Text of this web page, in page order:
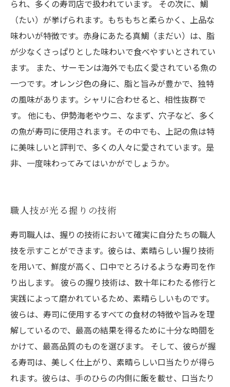
られ、多くの寿司店で扱われています。 その次に、鯛
（たい）が挙げられます。もちもちと柔らかく、上品な
味わいが特徴です。赤身にあたる真鯛（まだい）は、脂
が少なくさっぱりとした味わいで食べやすいとされてい
ます。 また、サーモンは海外でも広く愛されている魚の
一つです。オレンジ色の身に、脂と旨みが豊かで、独特
の風味があります。シャリに合わせると、相性抜群で
す。 他にも、伊勢海老やウニ、なまず、穴子など、多く
の魚が寿司に使用されます。その中でも、上記の魚は特
に美味しいと評判で、多くの人々に愛されています。是
非、一度味わってみてはいかがでしょうか。
職人技が光る握りの技術
寿司職人は、握りの技術において確実に自分たちの職人
技を示すことができます。彼らは、素晴らしい握り技術
を用いて、鮮度が高く、口中でとろけるような寿司を作
り出します。 彼らの握り技術は、数十年にわたる修行と
実践によって磨かれているため、素晴らしいものです。
彼らは、寿司に使用するすべての食材の特徴や旨みを理
解しているので、最高の結果を得るために十分な時間を
かけて、最高品質のものを選びます。 そして、彼らが握
る寿司は、美しく仕上がり、素晴らしい口当たりが得ら
れます。彼らは、手のひらの内側に飯を載せ、口当たり